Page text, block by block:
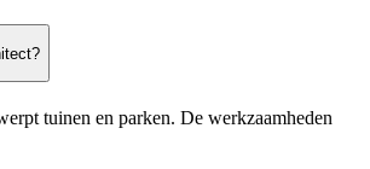
tuinen en parken. De werkzaamheden